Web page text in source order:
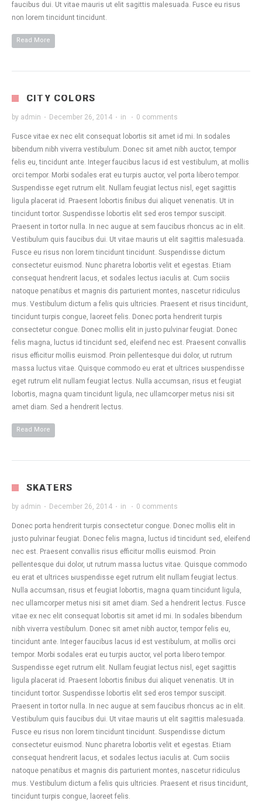
faucibus dui. Ut vitae mauris ut elit sagittis malesuada. Fusce eu risus
non lorem tincidunt tincidunt.
Read More
CITY COLORS
by admin · December 26, 2014 · in · 0 comments
Fusce vitae ex nec elit consequat lobortis sit amet id mi. In sodales
bibendum nibh viverra vestibulum. Donec sit amet nibh auctor, tempor
felis eu, tincidunt ante. Integer faucibus lacus id est vestibulum, at mollis
orci tempor. Morbi sodales erat eu turpis auctor, vel porta libero tempor.
Suspendisse eget rutrum elit. Nullam feugiat lectus nisl, eget sagittis
ligula placerat id. Praesent lobortis finibus dui aliquet venenatis. Ut in
tincidunt tortor. Suspendisse lobortis elit sed eros tempor suscipit.
Praesent in tortor nulla. In nec augue at sem faucibus rhoncus ac in elit.
Vestibulum quis faucibus dui. Ut vitae mauris ut elit sagittis malesuada.
Fusce eu risus non lorem tincidunt tincidunt. Suspendisse dictum
consectetur euismod. Nunc pharetra lobortis velit et egestas. Etiam
consequat hendrerit lacus, et sodales lectus iaculis at. Cum sociis
natoque penatibus et magnis dis parturient montes, nascetur ridiculus
mus. Vestibulum dictum a felis quis ultricies. Praesent et risus tincidunt,
tincidunt turpis congue, laoreet felis. Donec porta hendrerit turpis
consectetur congue. Donec mollis elit in justo pulvinar feugiat. Donec
felis magna, luctus id tincidunt sed, eleifend nec est. Praesent convallis
risus efficitur mollis euismod. Proin pellentesque dui dolor, ut rutrum
massa luctus vitae. Quisque commodo eu erat et ultrices ыuspendisse
eget rutrum elit nullam feugiat lectus. Nulla accumsan, risus et feugiat
lobortis, magna quam tincidunt ligula, nec ullamcorper metus nisi sit
amet diam. Sed a hendrerit lectus.
Read More
SKATERS
by admin · December 26, 2014 · in · 0 comments
Donec porta hendrerit turpis consectetur congue. Donec mollis elit in
justo pulvinar feugiat. Donec felis magna, luctus id tincidunt sed, eleifend
nec est. Praesent convallis risus efficitur mollis euismod. Proin
pellentesque dui dolor, ut rutrum massa luctus vitae. Quisque commodo
eu erat et ultrices ыuspendisse eget rutrum elit nullam feugiat lectus.
Nulla accumsan, risus et feugiat lobortis, magna quam tincidunt ligula,
nec ullamcorper metus nisi sit amet diam. Sed a hendrerit lectus. Fusce
vitae ex nec elit consequat lobortis sit amet id mi. In sodales bibendum
nibh viverra vestibulum. Donec sit amet nibh auctor, tempor felis eu,
tincidunt ante. Integer faucibus lacus id est vestibulum, at mollis orci
tempor. Morbi sodales erat eu turpis auctor, vel porta libero tempor.
Suspendisse eget rutrum elit. Nullam feugiat lectus nisl, eget sagittis
ligula placerat id. Praesent lobortis finibus dui aliquet venenatis. Ut in
tincidunt tortor. Suspendisse lobortis elit sed eros tempor suscipit.
Praesent in tortor nulla. In nec augue at sem faucibus rhoncus ac in elit.
Vestibulum quis faucibus dui. Ut vitae mauris ut elit sagittis malesuada.
Fusce eu risus non lorem tincidunt tincidunt. Suspendisse dictum
consectetur euismod. Nunc pharetra lobortis velit et egestas. Etiam
consequat hendrerit lacus, et sodales lectus iaculis at. Cum sociis
natoque penatibus et magnis dis parturient montes, nascetur ridiculus
mus. Vestibulum dictum a felis quis ultricies. Praesent et risus tincidunt,
tincidunt turpis congue, laoreet felis.